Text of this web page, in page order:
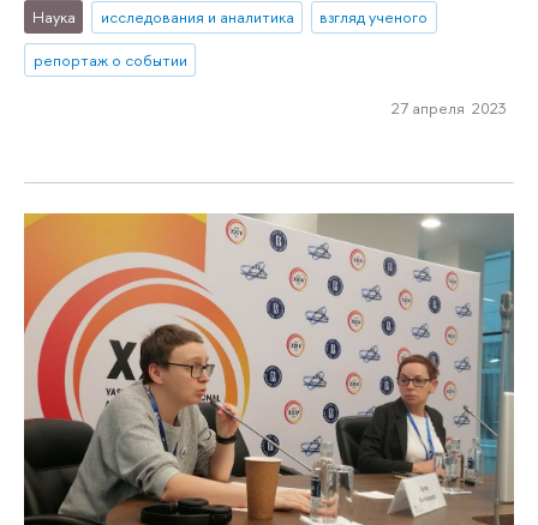
Наука исследования и аналитика
взгляд ученого
репортаж о событии
27 апреля 2023